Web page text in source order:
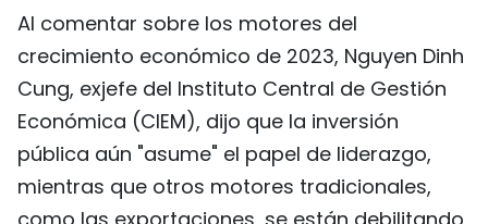
Al comentar sobre los motores del
crecimiento económico de 2023, Nguyen Dinh
Cung, exjefe del Instituto Central de Gestión
Económica (CIEM), dijo que la inversión
pública aún "asume" el papel de liderazgo,
mientras que otros motores tradicionales,